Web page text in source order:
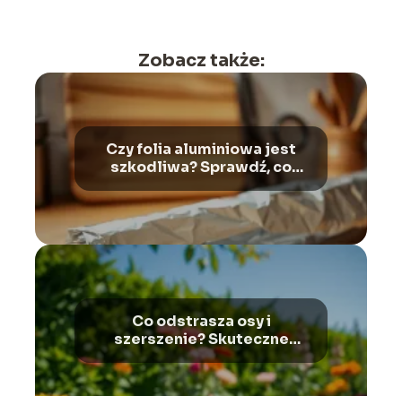
Zobacz także:
Czy folia aluminiowa jest
szkodliwa? Sprawdź, co
mówią eksperci
Co odstrasza osy i
szerszenie? Skuteczne
metody na te owady